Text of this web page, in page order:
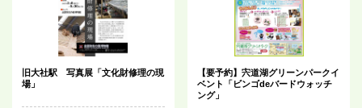
旧大社駅 写真展「文化財修理の現
場」
【要予約】宍道湖グリーンパークイ
ベント「ビンゴdeバードウォッチ
ング」